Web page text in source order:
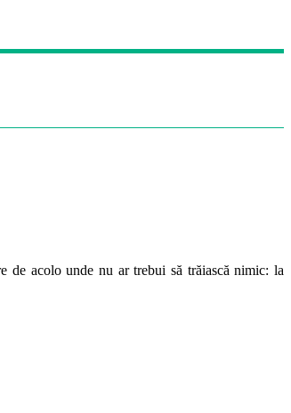
de acolo unde nu ar trebui să trăiască nimic: la